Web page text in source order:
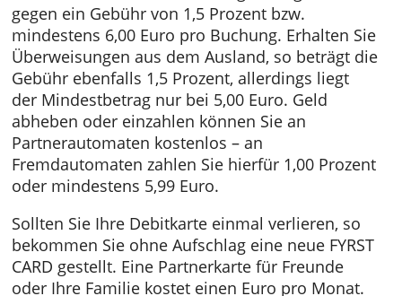
Darüber hinaus sind Kontoauszüge online
kostenfrei. Benötigst du eine
Buchungsbestätigung, so fallen hierfür 0,49
Euro an. Auslandsüberweisungen tätigen Sie
gegen ein Gebühr von 1,5 Prozent bzw.
mindestens 6,00 Euro pro Buchung. Erhalten
Überweisungen aus dem Ausland, so
Gebühr ebenfalls 1,5 Prozent, allerdings liegt
der Mindestbetrag nur bei 5,00 Euro. Geld
abheben oder einzahlen können Sie an
Partnerautomaten kostenlos – an